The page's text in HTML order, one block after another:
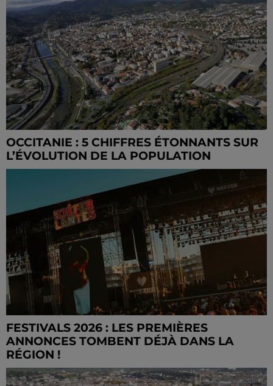
OCCITANIE : 5 CHIFFRES ÉTONNANTS SUR
L’ÉVOLUTION DE LA POPULATION
FESTIVALS 2026 : LES PREMIÈRES
ANNONCES TOMBENT DÉJÀ DANS LA
RÉGION !